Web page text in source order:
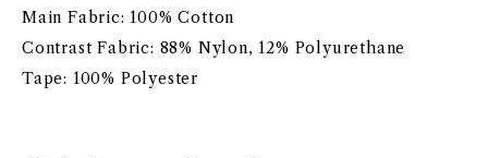
Main Fabric: 100% Cotton
Contrast Fabric: 88% Nylon, 12% Polyurethane
Tape: 100% Polyester